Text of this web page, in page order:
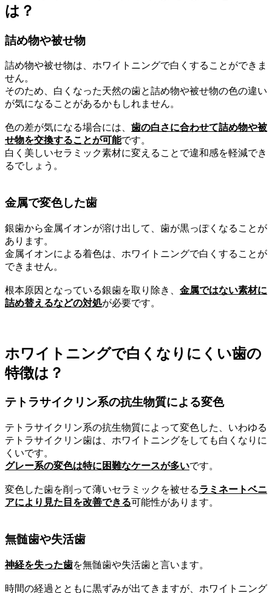
は？
詰め物や被せ物
詰め物や被せ物は、ホワイトニングで白くすることができま
せん。
そのため、白くなった天然の歯と詰め物や被せ物の色の違い
が気になることがあるかもしれません。
色の差が気になる場合には、 歯の白さに合わせて詰め物や被
せ物を交換することが可能です。
白く美しいセラミック素材に変えることで違和感を軽減でき
るでしょう。
金属で変色した歯
銀歯から金属イオンが溶け出して、歯が黒っぽくなることが
あります。
金属イオンによる着色は、ホワイトニングで白くすることが
できません。
根本原因となっている銀歯を取り除き、 金属ではない素材に
詰め替えるなどの対処が必要です。
ホワイトニングで白くなりにくい歯の
特徴は？
テトラサイクリン系の抗生物質による変色
テトラサイクリン系の抗生物質によって変色した、いわゆる
テトラサイクリン歯は、ホワイトニングをしても白くなりに
くいです。
グレー系の変色は特に困難なケースが多いです。
変色した歯を削って薄いセラミックを被せるラミネートベニ
アにより見た目を改善できる可能性があります。
無髄歯や失活歯
神経を失った歯を無髄歯や失活歯と言います。
時間の経過とともに黒ずみが出てきますが、ホワイトニング